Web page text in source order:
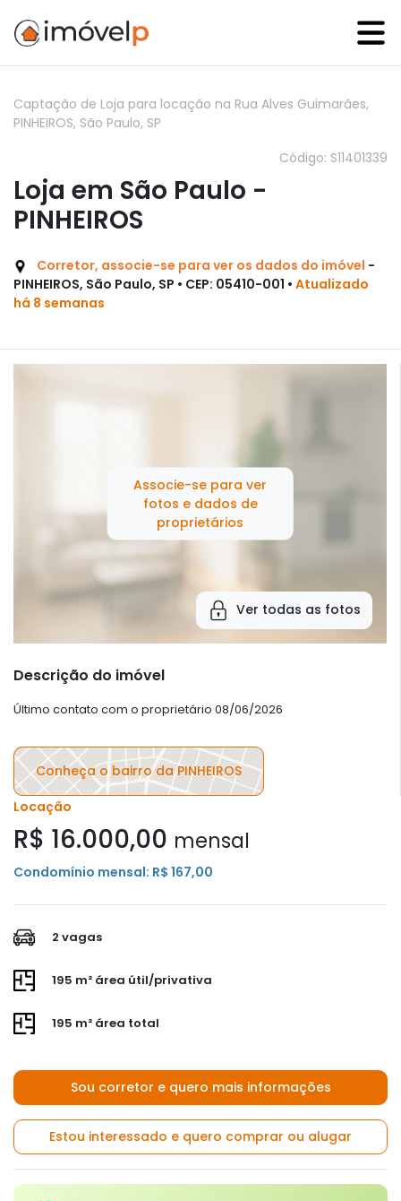
Captação de Loja para locação na Rua Alves Guimarães,
PINHEIROS, São Paulo, SP
Código: S11401339
Loja em São Paulo -
PINHEIROS
Corretor, associe-se para ver os dados do imóvel -
PINHEIROS, São Paulo, SP • CEP: 05410-001 • Atualizado
há 8 semanas
Associe-se para ver
fotos e dados de
proprietários
Ver todas as fotos
Descrição do imóvel
Último contato com o proprietário 08/06/2026
Conheça o bairro da PINHEIROS
Locação
R$ 16.000,00 mensal
Condomínio mensal: R$ 167,00
2 vagas
195 m² área útil/privativa
195 m² área total
Sou corretor e quero mais informações
Estou interessado e quero comprar ou alugar